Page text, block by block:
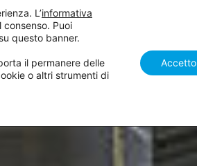
ACCESSORI
L’informativa
Puoi
questo banner.
il permanere delle
o altri strumenti di
Accetto